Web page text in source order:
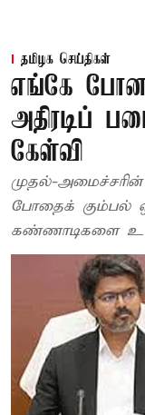
தமிழக செய்திகள்
எங்கே
அதிரடிப்
கேள்வி
முதல்-
போதைக் கும்பல்
கண்ணாடிகளை